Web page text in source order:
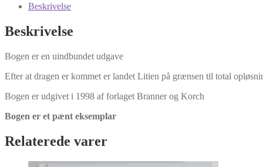
Jørgen
Jensen
Beskrivelse
Beskrivelse
Bogen er en uindbundet udgave
Efter at dragen er kommet er landet Litien på grænsen til total
Bogen er udgivet i 1998 af forlaget Branner og Korch
Bogen er et pænt eksemplar
Relaterede varer